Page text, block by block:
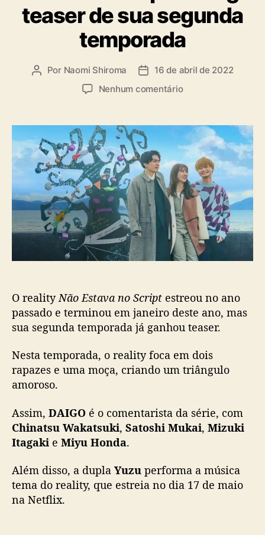
r
i
a
teaser de sua segunda
temporada
A
r
d
o
p
o
t
Por Naomi Shiroma
D
d
e
p
u
b
c
a
ç
16 de abril de 2022
Nenhum comentárioe
e
l
i
t
y
j
a
p
o
n
‘
N
s
t
a
n
i
O realityNão Estava no Script estreou no ano
passado e terminou em janeiro deste ano, mas
sua segunda temporada já ganhou teaser.
Nesta temporada, o reality foca em dois
rapazes e uma moça, criando um triângulo
amoroso.
Assim, DAIGO é o comentarista da série, com
Chinatsu Wakatsuki, Satoshi Mukai, Mizuki
Itagaki e Miyu Honda.
Além disso, a dupla Yuzu performa a música
tema do reality, que estreia no dia 17 de maio
na Netflix.